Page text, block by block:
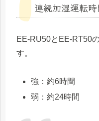
連続加湿運転
EE-RU50とEE-RT50
す。
強：約6時間
弱：約24時間